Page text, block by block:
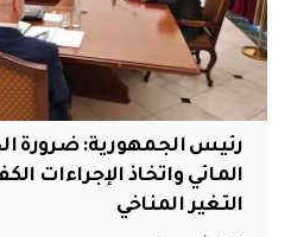
رئيس الجمهورية: ضرورة
المائي واتخاذ الإجراءات
التغير المناخي